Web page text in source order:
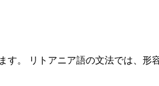
す。 リトアニア語の文法では、形